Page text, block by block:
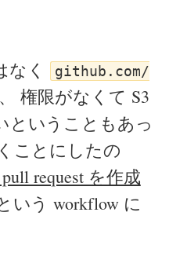
なく github.com/
権限がなくて S3
ということもあっ
ことにしたの
request を作成
いう workflow に